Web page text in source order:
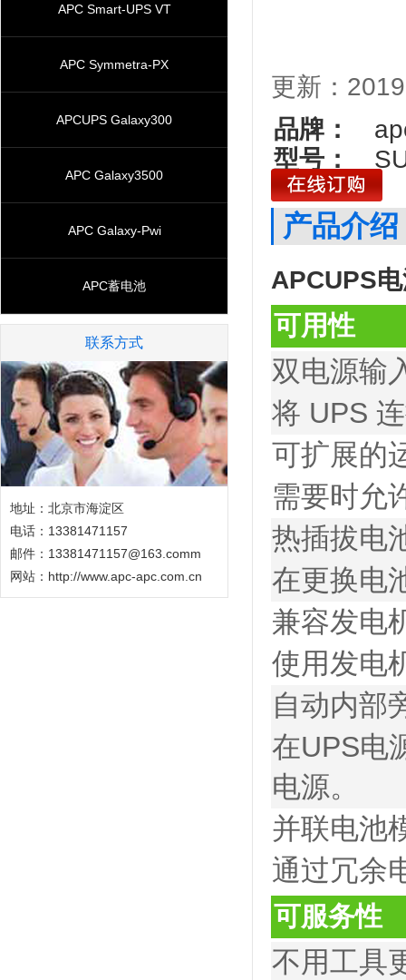
APC Smart-UPS VT
APC Symmetra-PX
APCUPS Galaxy300
APC Galaxy3500
APC Galaxy-Pwi
APC蓄电池
联系方式
地址：北京市海淀区
电话：13381471157
邮件：13381471157@163.comm
网站： http://www.apc-apc.com.cn
更新：
品牌：
型号：
产品介绍
APCUPS
可用性
双电源输
将 UPS
可扩展的
需要时允
热插拔电
在更换电
兼容发电
使用发电
自动内部
在UPS电
电源。
并联电池
通过冗余
可服务性
不用工具